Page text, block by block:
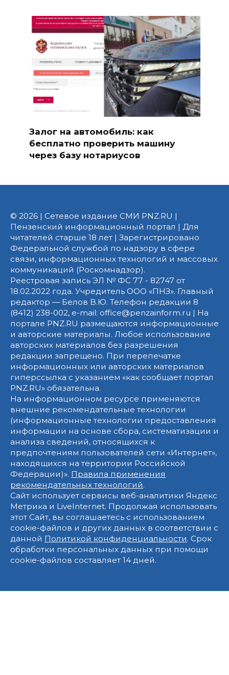
Залог на автомобиль: как
бесплатно проверить машину
через базу нотариусов
© 2026 | Сетевое издание СМИ PNZ.RU |
Пензенский информационный портал | Для
читателей старше 18 лет | Зарегистрировано
Федеральной службой по надзору в сфере
связи, информационных технологий и массовых
коммуникаций (Роскомнадзор).
Реестровая запись ЭЛ № ФС 77 - 82747 от
18.02.2022 года. Учредитель ООО «ПНЗ». Главный
редактор — Белов В.Ю. Телефон редакции 8
(8412) 238-002, e-mail: office@penzainform.ru | На
портале PNZ.RU размещаются информационные
и авторские материалы. Любое использование
авторских материалов без разрешения
редакции запрещено. При перепечатке
информационных или авторских материалов
гиперссылка с указанием «как сообщает портал
PNZ.RU» обязательна.
На информационном ресурсе применяются
внешние рекомендательные технологии
(информационные технологии предоставления
информации на основе сбора, систематизации и
анализа сведений, относящихся к
предпочтениям пользователей сети «Интернет»,
находящихся на территории Российской
Федерации)». Правила применения
рекомендательных технологий.
Сайт использует сервисы веб-аналитики Яндекс
Метрика и LiveInternet. Продолжая использовать
этот Сайт, вы соглашаетесь с использованием
cookie-файлов и других данных в соответствии с
данной Политикой конфиденциальности. Срок
обработки персональных данных при помощи
cookie-файлов составляет 14 дней.